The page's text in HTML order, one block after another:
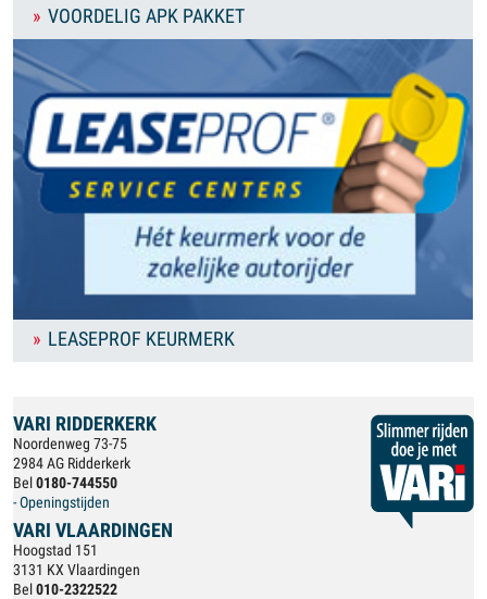
VOORDELIG APK PAKKET
LEASEPROF KEURMERK
VARI RIDDERKERK
Noordenweg 73-75
2984 AG Ridderkerk
Bel 0180-744550
- Openingstijden
VARI VLAARDINGEN
Hoogstad 151
3131 KX Vlaardingen
Bel 010-2322522